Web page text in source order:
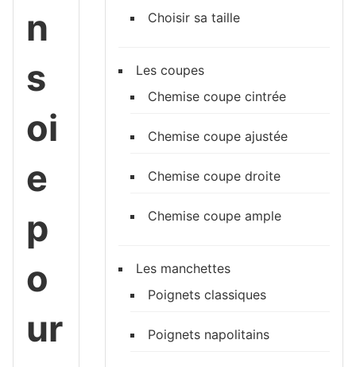
n
s
oi
e
p
o
ur
Choisir sa taille
Les coupes
Chemise coupe cintrée
Chemise coupe ajustée
Chemise coupe droite
Chemise coupe ample
Les manchettes
Poignets classiques
Poignets napolitains